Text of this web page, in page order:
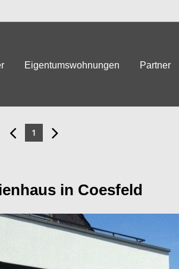
Eigentumswohnungen Partner
1
in Coesfeld